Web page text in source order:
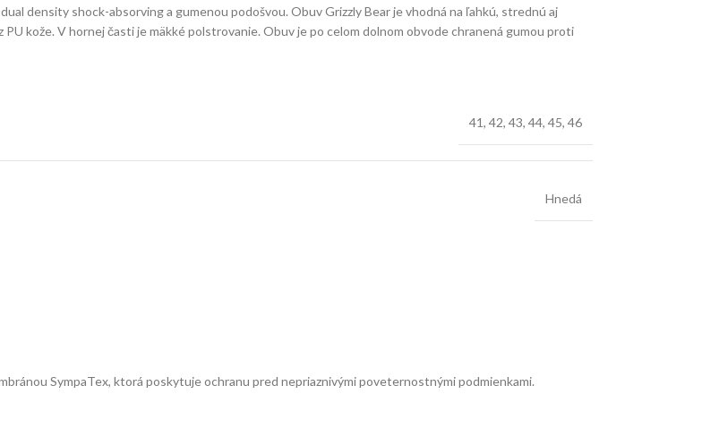
density shock-absorving a gumenou podošvou. Obuv Grizzly Bear je vhodná na ľahkú, strednú aj
kože. V hornej časti je mäkké polstrovanie. Obuv je po celom dolnom obvode chranená gumou proti
41, 42, 43, 44, 45, 46
Hnedá
SympaTex, ktorá poskytuje ochranu pred nepriaznivými poveternostnými podmienkami.